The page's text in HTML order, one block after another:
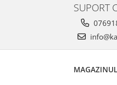
SUPORT